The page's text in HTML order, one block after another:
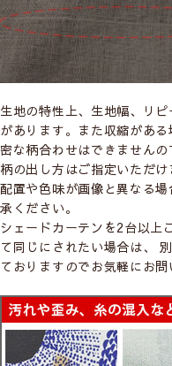
CABBAGES＆
ー
イギリス発のライフス
ルでタイムレスな世界
生地の特性上、生地幅、リ
があります。また収縮があ
密な柄合わせはできませんの
柄の出し方はご指定いただ
配置や色味が画像と異なる
承ください。
シェードカーテンを2台以上
て同じにされたい場合は、
ておりますのでお気軽にお問